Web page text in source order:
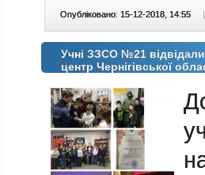
Опубліковано: 15-12-2018, 14:55 |
Учні ЗЗСО №21
центр Чернігівської